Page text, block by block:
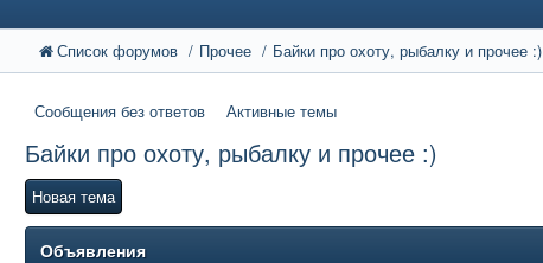
Список форумов Прочее Байки про охоту, рыбалку и прочее :)
Сообщения без ответов Активные темы
Байки про охоту, рыбалку и прочее :)
Новая тема
Объявления